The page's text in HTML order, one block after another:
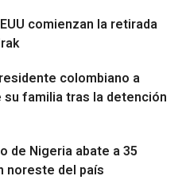
comienzan la retirada
colombiano a
familia tras la detención
de Nigeria abate a 35
noreste del país